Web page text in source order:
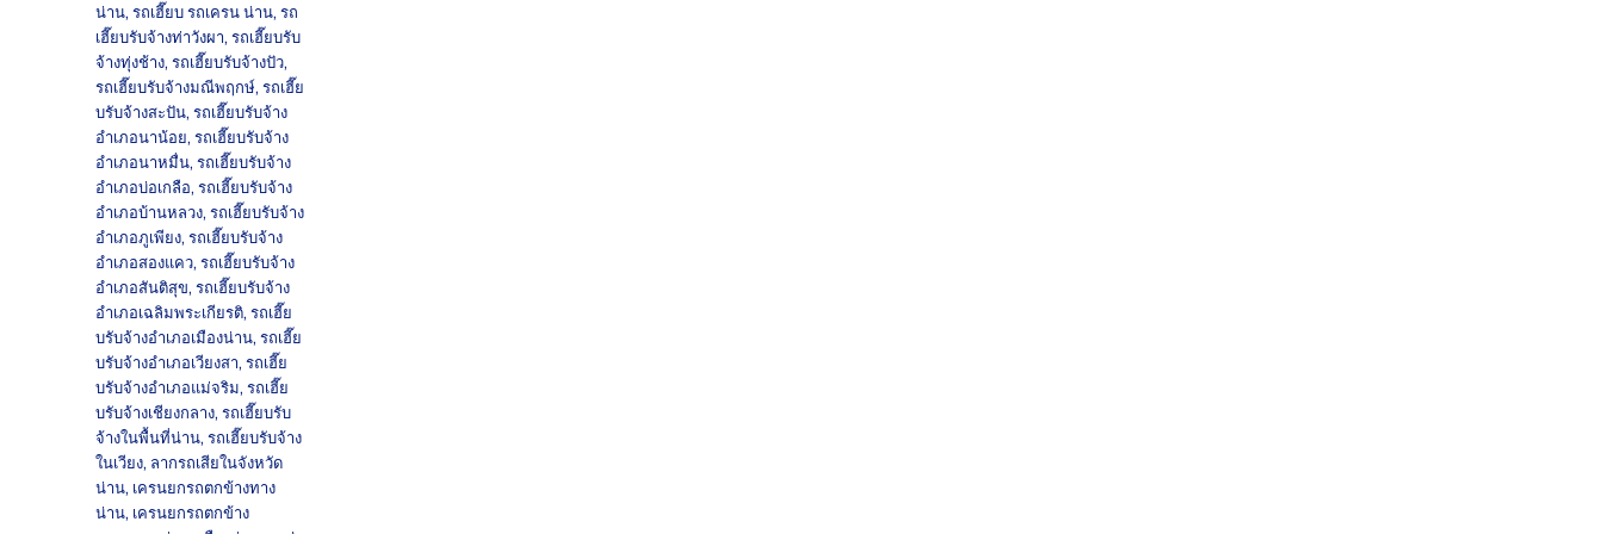
น่าน,รถเฮี๊ยบ รถเครน น่าน,รถ
เฮี๊ยบรับจ้างท่าวังผา,รถเฮี๊ยบรับ
จ้างทุ่งช้าง,รถเฮี๊ยบรับจ้างปัว,
รถเฮี๊ยบรับจ้างมณีพฤกษ์,รถเฮี๊ย
บรับจ้างสะปัน,รถเฮี๊ยบรับจ้าง
อำเภอนาน้อย,รถเฮี๊ยบรับจ้าง
อำเภอนาหมื่น,รถเฮี๊ยบรับจ้าง
อำเภอบ่อเกลือ,รถเฮี๊ยบรับจ้าง
อำเภอบ้านหลวง,รถเฮี๊ยบรับจ้าง
อำเภอภูเพียง,รถเฮี๊ยบรับจ้าง
อำเภอสองแคว,รถเฮี๊ยบรับจ้าง
อำเภอสันติสุข,รถเฮี๊ยบรับจ้าง
อำเภอเฉลิมพระเกียรติ,รถเฮี๊ย
บรับจ้างอำเภอเมืองน่าน,รถเฮี๊ย
บรับจ้างอำเภอเวียงสา,รถเฮี๊ย
บรับจ้างอำเภอแม่จริม,รถเฮี๊ย
บรับจ้างเชียงกลาง,รถเฮี๊ยบรับ
จ้างในพื้นที่น่าน,รถเฮี๊ยบรับจ้าง
ในเวียง, ลากรถเสียในจังหวัด
น่าน, เครนยกรถตกข้างทาง
น่าน, เครนยกรถตกข้าง